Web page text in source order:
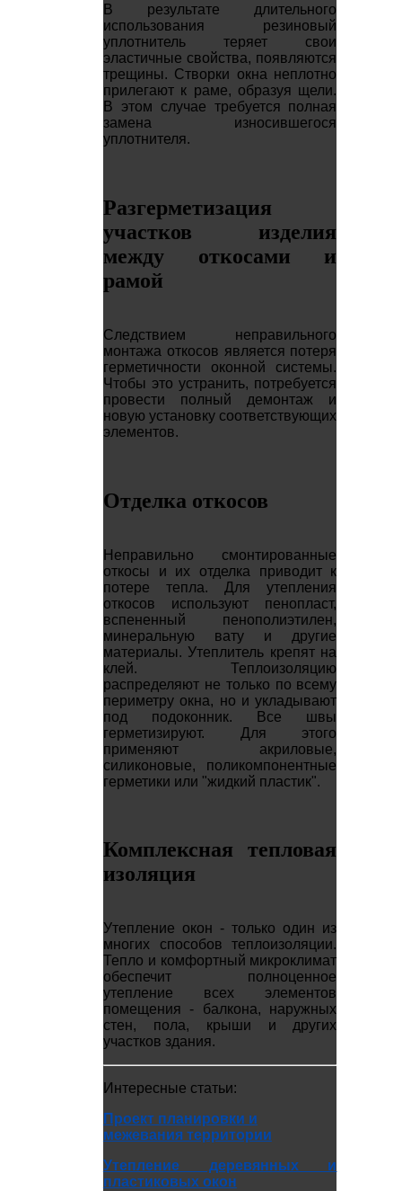
В результате длительного
использования резиновый
уплотнитель теряет свои
эластичные свойства, появляются
трещины. Створки окна неплотно
прилегают к раме, образуя щели.
В этом случае требуется полная
замена износившегося
уплотнителя.
Разгерметизация
участков изделия
между откосами и
рамой
Следствием неправильного
монтажа откосов является потеря
герметичности оконной системы.
Чтобы это устранить, потребуется
провести полный демонтаж и
новую установку соответствующих
элементов.
Отделка откосов
Неправильно смонтированные
откосы и их отделка приводит к
потере тепла. Для утепления
откосов используют пенопласт,
вспененный пенополиэтилен,
минеральную вату и другие
материалы. Утеплитель крепят на
клей. Теплоизоляцию
распределяют не только по всему
периметру окна, но и укладывают
под подоконник. Все швы
герметизируют. Для этого
применяют акриловые,
силиконовые, поликомпонентные
герметики или "жидкий пластик".
Комплексная тепловая
изоляция
Утепление окон - только один из
многих способов теплоизоляции.
Тепло и комфортный микроклимат
обеспечит полноценное
утепление всех элементов
помещения - балкона, наружных
стен, пола, крыши и других
участков здания.
Интересные статьи:
Проект планировки и
межевания территории
Утепление деревянных и
пластиковых окон